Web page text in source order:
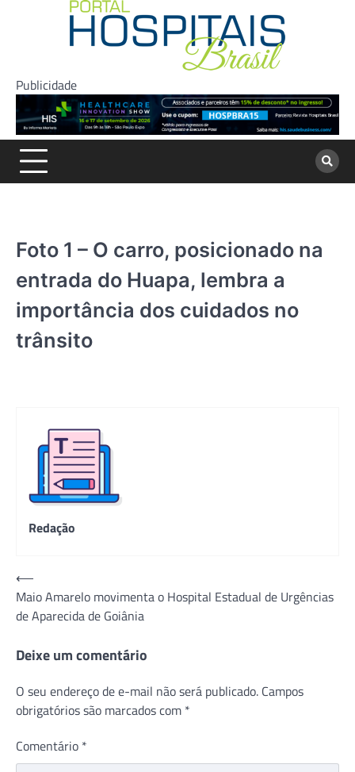
Publicidade
Foto 1 – O carro, posicionado na
entrada do Huapa, lembra a
importância dos cuidados no
trânsito
Redação
Navegação
de
Post
⟵
Maio Amarelo movimenta o Hospital Estadual de Urgências
de Aparecida de Goiânia
Deixe um comentário
O seu endereço de e-mail não será publicado. Campos
obrigatórios são marcados com *
Comentário *